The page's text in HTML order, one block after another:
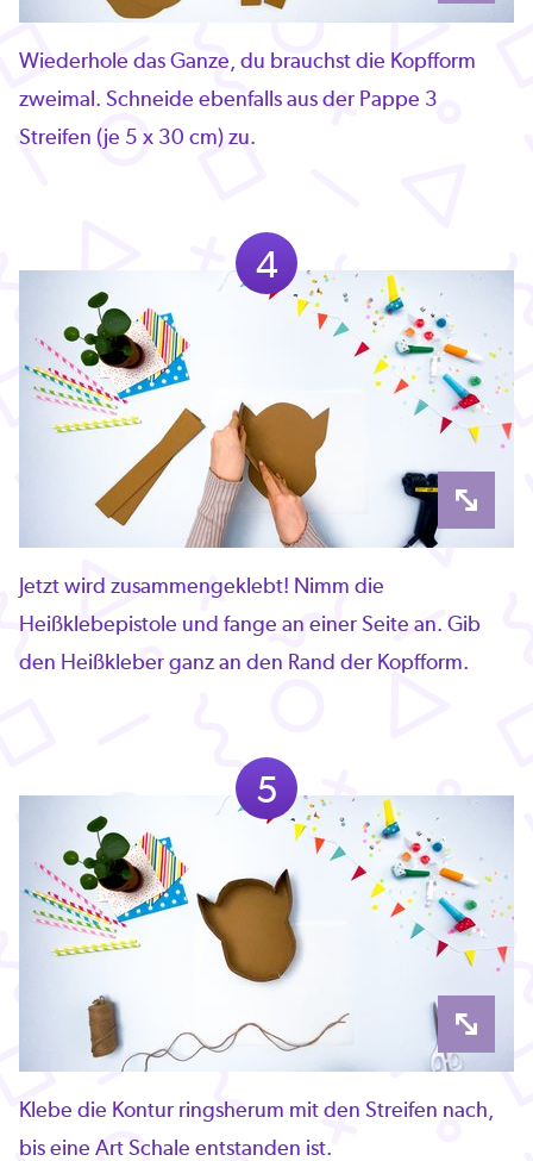
Wiederhole das Ganze, du brauchst die Kopfform
zweimal. Schneide ebenfalls aus der Pappe 3
Streifen (je 5 x 30 cm) zu.
4
Jetzt wird zusammengeklebt! Nimm die
Heißklebepistole und fange an einer Seite an. Gib
den Heißkleber ganz an den Rand der Kopfform.
5
Klebe die Kontur ringsherum mit den Streifen nach,
bis eine Art Schale entstanden ist.